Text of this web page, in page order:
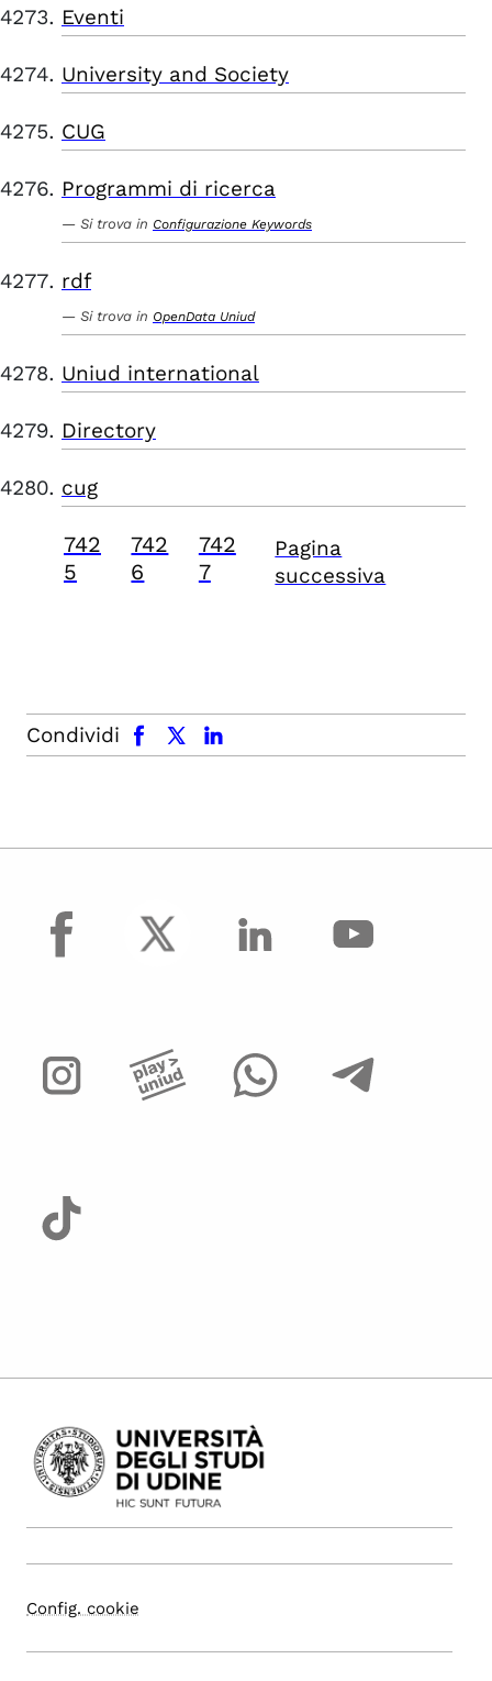
Eventi
University and Society
CUG
Programmi di ricerca
Si trova in Configurazione Keywords
rdf
Si trova in OpenData Uniud
Uniud international
Directory
cug
742
5
742
6
742
7
Pagina
successiva
Condividi
facebook x.com linkedin
facebook
Config. cookie